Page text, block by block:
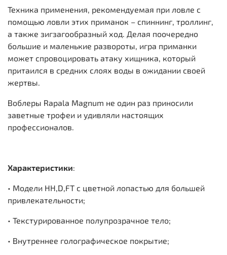
Техника применения, рекомендуемая при ловле с
помощью ловли этих приманок – спиннинг, троллинг,
а также зигзагообразный ход. Делая поочередно
большие и маленькие развороты, игра приманки
может спровоцировать атаку хищника, который
притаился в средних слоях воды в ожидании своей
жертвы.
Воблеры Rapala Magnum не один раз приносили
заветные трофеи и удивляли настоящих
профессионалов.
Характеристики:
• Модели HH,D,FT с цветной лопастью для большей
привлекательности;
• Текстурированное полупрозрачное тело;
• Внутреннее голографическое покрытие;